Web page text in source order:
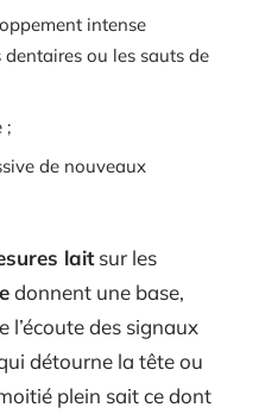
intense
dentaires ou les sauts de
;
de nouveaux
laitsur les
donnent une base,
l’écoute des signaux
détourne la tête ou
plein sait ce dont